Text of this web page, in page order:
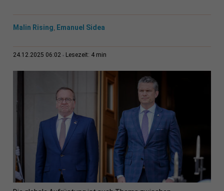
Malin Rising, Emanuel Sidea
24.12.2025 06:02 Lesezeit: 4 min